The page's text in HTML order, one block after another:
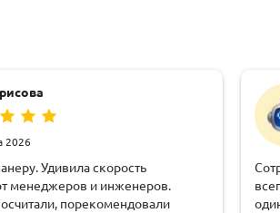
2026
Удивила скорость
менеджеров и инженеров.
порекомендовали